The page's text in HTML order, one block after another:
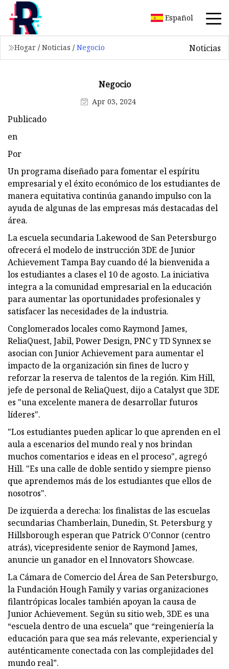
Español
Hogar / Noticias / Negocio Noticias
Negocio
Apr 03, 2024
Publicado
en
Por
Un programa diseñado para fomentar el espíritu
empresarial y el éxito económico de los estudiantes de
manera equitativa continúa ganando impulso con la
ayuda de algunas de las empresas más destacadas del
área.
La escuela secundaria Lakewood de San Petersburgo
ofrecerá el modelo de instrucción 3DE de Junior
Achievement Tampa Bay cuando dé la bienvenida a
los estudiantes a clases el 10 de agosto. La iniciativa
integra a la comunidad empresarial en la educación
para aumentar las oportunidades profesionales y
satisfacer las necesidades de la industria.
Conglomerados locales como Raymond James,
ReliaQuest, Jabil, Power Design, PNC y TD Synnex se
asocian con Junior Achievement para aumentar el
impacto de la organización sin fines de lucro y
reforzar la reserva de talentos de la región. Kim Hill,
jefe de personal de ReliaQuest, dijo a Catalyst que 3DE
es "una excelente manera de desarrollar futuros
líderes".
"Los estudiantes pueden aplicar lo que aprenden en el
aula a escenarios del mundo real y nos brindan
muchos comentarios e ideas en el proceso", agregó
Hill. "Es una calle de doble sentido y siempre pienso
que aprendemos más de los estudiantes que ellos de
nosotros".
De izquierda a derecha: los finalistas de las escuelas
secundarias Chamberlain, Dunedin, St. Petersburg y
Hillsborough esperan que Patrick O'Connor (centro
atrás), vicepresidente senior de Raymond James,
anuncie un ganador en el Innovators Showcase.
La Cámara de Comercio del Área de San Petersburgo,
la Fundación Hough Family y varias organizaciones
filantrópicas locales también apoyan la causa de
Junior Achievement. Según su sitio web, 3DE es una
“escuela dentro de una escuela” que “reingeniería la
educación para que sea más relevante, experiencial y
auténticamente conectada con las complejidades del
mundo real”.